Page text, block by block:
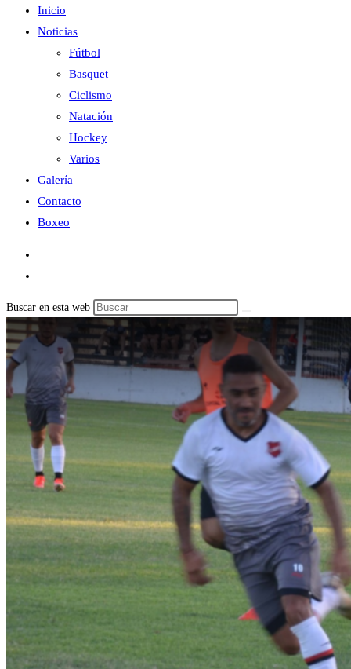
Inicio
Noticias
Fútbol
Basquet
Ciclismo
Natación
Hockey
Varios
Galería
Contacto
Boxeo
Buscar en esta web